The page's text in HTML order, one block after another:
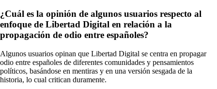
¿Cuál es la opinión de algunos usuarios respecto al
enfoque de Libertad Digital en relación a la
propagación de odio entre españoles?
Algunos usuarios opinan que Libertad Digital se centra en propagar
odio entre españoles de diferentes comunidades y pensamientos
políticos, basándose en mentiras y en una versión sesgada de la
historia, lo cual critican duramente.